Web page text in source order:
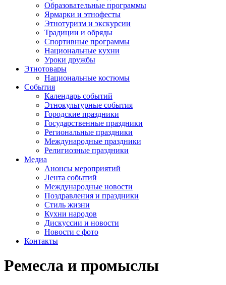
Образовательные программы
Ярмарки и этнофесты
Этнотуризм и экскурсии
Традиции и обряды
Спортивные программы
Национальные кухни
Уроки дружбы
Этнотовары
Национальные костюмы
События
Календарь событий
Этнокультурные события
Городские праздники
Государственные праздники
Региональные праздники
Международные праздники
Религиозные праздники
Медиа
Анонсы мероприятий
Лента событий
Международные новости
Поздравления и праздники
Cтиль жизни
Кухни народов
Дискуссии и новости
Новости с фото
Контакты
Ремесла и промыслы